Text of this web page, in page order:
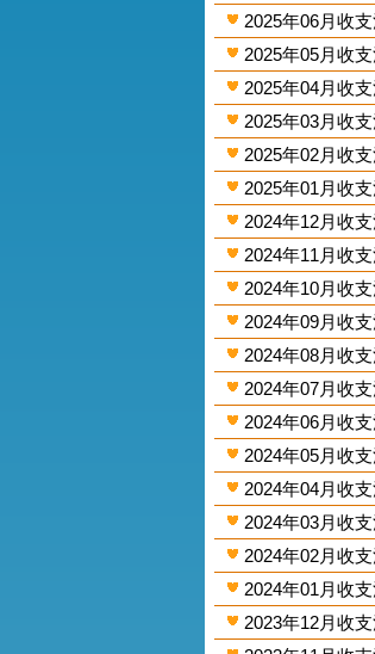
2025年06月收
2025年05月收
2025年04月收
2025年03月收
2025年02月收
2025年01月收
2024年12月收
2024年11月收
2024年10月收
2024年09月收
2024年08月收
2024年07月收
2024年06月收
2024年05月收
2024年04月收
2024年03月收
2024年02月收
2024年01月收
2023年12月收